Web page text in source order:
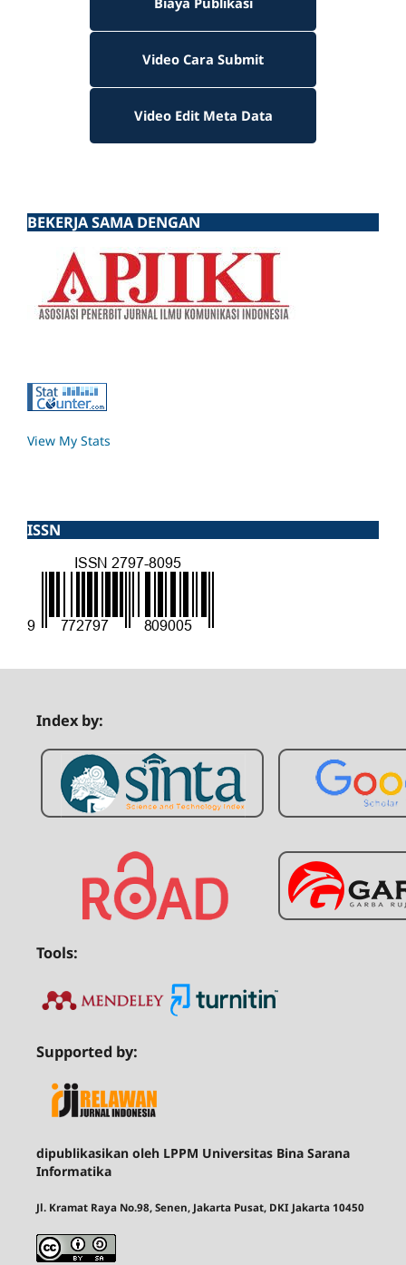
Video Cara Submit
Video Edit Meta Data
BEKERJA SAMA DENGAN
View My Stats
ISSN
Index by:
Tools:
Supported by:
dipublikasikan oleh LPPM Universitas Bina Sarana
Informatika
Jl. Kramat Raya No.98, Senen, Jakarta Pusat, DKI Jakarta 10450